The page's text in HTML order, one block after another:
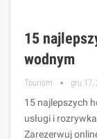
15
wodnym
Tourism gru 17,
15 najlepszych
usługi i
Zarezerwuj